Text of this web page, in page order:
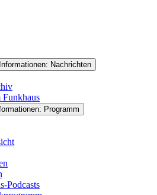
Nachrichten
Funkhaus
Programm
Podcasts